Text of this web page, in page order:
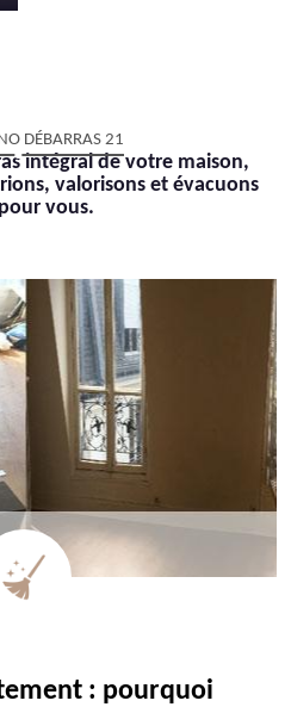
DÉBARRAS 21
intégral de votre maison,
valorisons et évacuons
vous.
: pourquoi